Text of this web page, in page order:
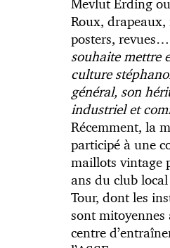
Mevlut Erding
Roux, drapeaux,
posters, revues…
souhaite mettre
culture
général, son
industriel et
Récemment, la
participé à une
maillots vintage
ans du club local
Tour, dont les
sont mitoyennes
centre